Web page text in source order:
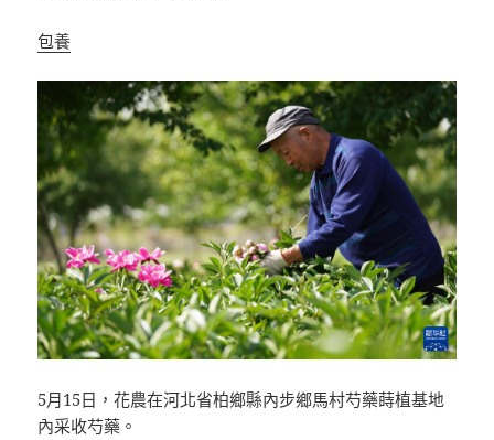
包養
5月15日，花農在河北省柏鄉縣內步鄉馬村芍藥蒔植基地
內采收芍藥。